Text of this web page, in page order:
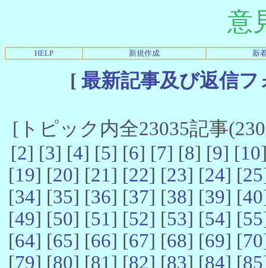
意
HELP 新規作成 新
[ 最新記事及び返信
[トピック内全23035記事
[2] [3] [4] [5] [6] [7] [8] [9] [10
[19] [20] [21] [22] [23] [24] [25
[34] [35] [36] [37] [38] [39] [40
[49] [50] [51] [52] [53] [54] [55
[64] [65] [66] [67] [68] [69] [70
[79] [80] [81] [82] [83] [84] [85